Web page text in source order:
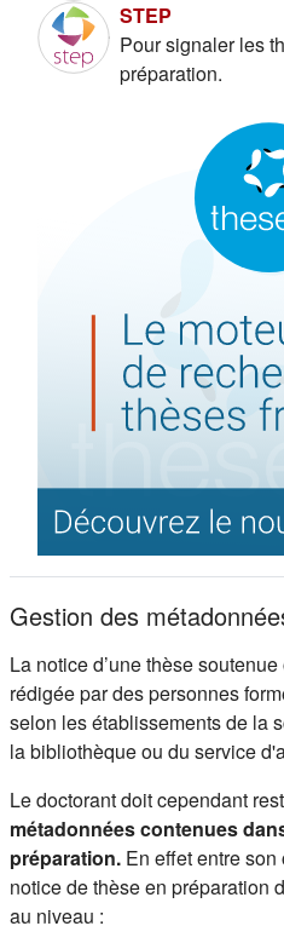
STEP
Pour signaler les
préparation.
Gestion des
La notice d’une thèse
rédigée par des personnes
selon les établissements de la
la bibliothèque ou du service
Le doctorant doit cependant
métadonnées contenues
préparation. En effet entre
notice de thèse en préparation
au niveau :